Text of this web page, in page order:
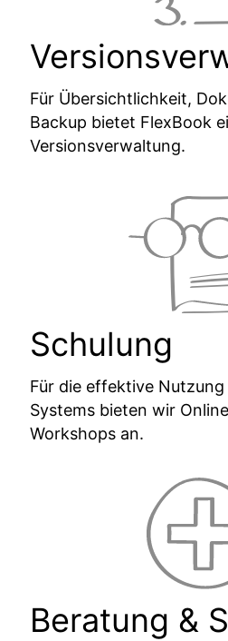
Für Übersichtlichkeit,
Backup bietet FlexBook
Versionsverwaltung.
Schulung
Für die effektive
Systems bieten wir
Workshops an.
Beratung &